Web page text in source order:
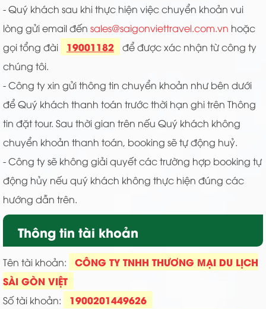
- Quý khách sau khi thực hiện việc chuyển khoản vui
lòng gửi email đến sales@saigonviettravel.com.vn hoặc
gọi tổng đài
19001182
để được xác nhận từ công ty
chúng tôi.
- Công ty xin gửi thông tin chuyển khoản như bên dưới
để Quý khách thanh toán trước thời hạn ghi trên Thông
tin đặt tour. Sau thời gian trên nếu Quý khách không
chuyển khoản thanh toán, booking sẽ tự động huỷ.
- Công ty sẽ không giải quyết các trường hợp booking tự
động hủy nếu quý khách không thực hiện đúng các
hướng dẫn trên.
Thông tin tài khoản
Tên tài khoản:
CÔNG TY TNHH THƯƠNG MẠI DU LỊCH
SÀI GÒN VIỆT
Số tài khoản: 1900201449626